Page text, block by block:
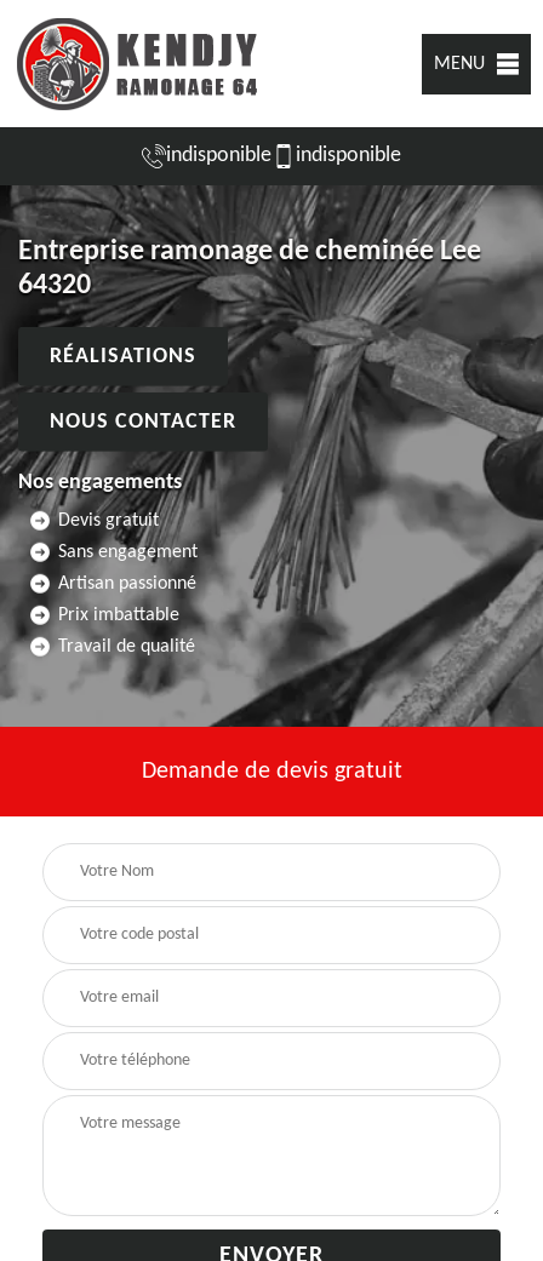
MENU
indisponible indisponible
Entreprise ramonage de cheminée Lee
64320
RÉALISATIONS
NOUS CONTACTER
Nos engagements
Devis gratuit
Sans engagement
Artisan passionné
Prix imbattable
Travail de qualité
Demande de devis gratuit